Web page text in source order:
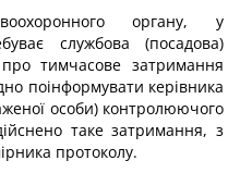
органу, у
службова (посадова)
тимчасове затримання
поінформувати керівника
особи) контролюючого
таке затримання, з
протоколу.